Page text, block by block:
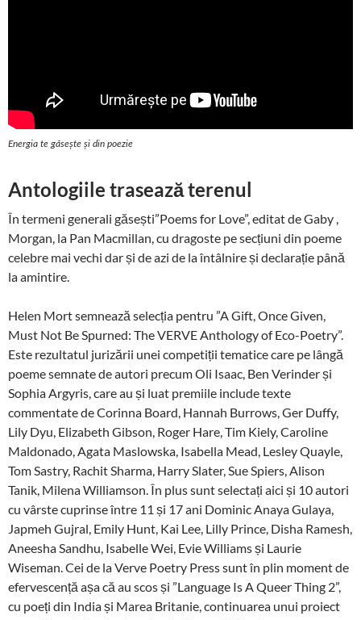
Energia te găsește și din poezie
Antologiile trasează terenul
În termeni generali găsești”Poems for Love”, editat de Gaby ,
Morgan, la Pan Macmillan, cu dragoste pe secțiuni din poeme
celebre mai vechi dar și de azi de la întâlnire și declarație până
la amintire.
Helen Mort semnează selecția pentru ”A Gift, Once Given,
Must Not Be Spurned: The VERVE Anthology of Eco-Poetry”.
Este rezultatul jurizării unei competiții tematice care pe lângă
poeme semnate de autori precum Oli Isaac, Ben Verinder și
Sophia Argyris, care au și luat premiile include texte
commentate de Corinna Board, Hannah Burrows, Ger Duffy,
Lily Dyu, Elizabeth Gibson, Roger Hare, Tim Kiely, Caroline
Maldonado, Agata Maslowska, Isabella Mead, Lesley Quayle,
Tom Sastry, Rachit Sharma, Harry Slater, Sue Spiers, Alison
Tanik, Milena Williamson. În plus sunt selectați aici și 10 autori
cu vârste cuprinse între 11 și 17 ani Dominic Anaya Gulaya,
Japmeh Gujral, Emily Hunt, Kai Lee, Lilly Prince, Disha Ramesh,
Aneesha Sandhu, Isabelle Wei, Evie Williams și Laurie
Wiseman. Cei de la Verve Poetry Press sunt în plin moment de
efervescență așa că au scos și ”Language Is A Queer Thing 2”,
cu poeți din India și Marea Britanie, continuarea unui proiect